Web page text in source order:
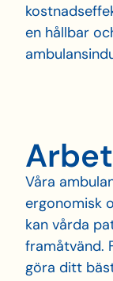
en hållbar
Våra
ergonomisk
kan vårda
framåtvänd.
göra ditt